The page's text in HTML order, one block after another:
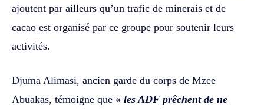
ajoutent par ailleurs qu’un trafic de minerais et de
cacao est organisé par ce groupe pour soutenir leurs
activités.
Djuma Alimasi, ancien garde du corps de Mzee
Abuakas, témoigne que « les ADF prêchent de ne